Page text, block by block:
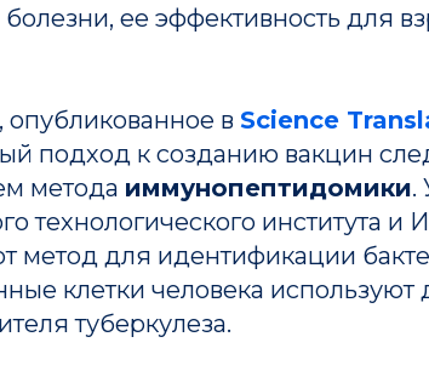
ее эффективность для
в Science
подход к созданию вакцин
метода иммунопептидомики.
технологического института и
метод для идентификации
клетки человека используют
туберкулеза.